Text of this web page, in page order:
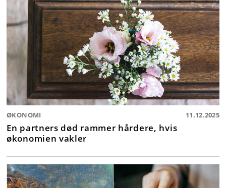
ØKONOMI 11.12.2025
En partners død rammer hårdere, hvis
økonomien vakler